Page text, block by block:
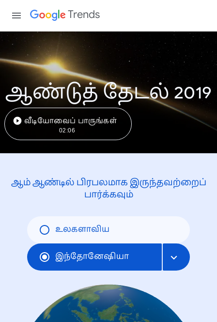
Trends
ஆண்டுத் தேடல் 2019
வீடியோவைப் பாருங்கள்
02:06
ஆம் ஆண்டில் பிரபலமாக இருந்தவற்றைப்
பார்க்கவும்
உலகளாவிய
இந்தோனேஷியா